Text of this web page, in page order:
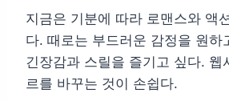
지금은 기분에 따라 로맨스와 액
다. 때로는 부드러운 감정을 원하
긴장감과 스릴을 즐기고 싶다. 웹
르를 바꾸는 것이 손쉽다.